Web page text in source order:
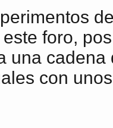
foro,
una
con